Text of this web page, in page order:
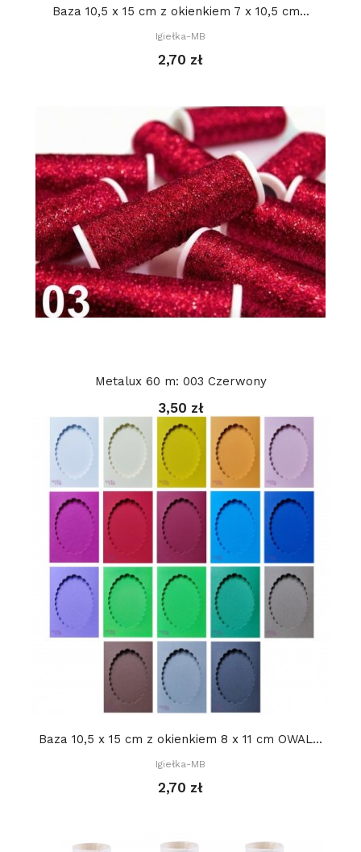
Baza 10,5 x 15 cm z okienkiem 7 x 10,5 cm...
Igiełka-MB
2,70 zł
Metalux 60 m: 003 Czerwony
3,50 zł
Baza 10,5 x 15 cm z okienkiem 8 x 11 cm OWAL...
Igiełka-MB
2,70 zł